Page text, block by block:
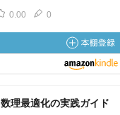
0.00 0
数理最適化の実践ガイド